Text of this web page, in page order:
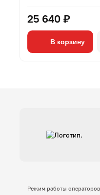
25 640 ₽
В корзину
Режим работы